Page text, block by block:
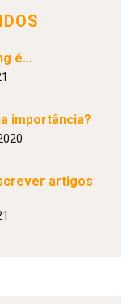
é…
importância?
artigos